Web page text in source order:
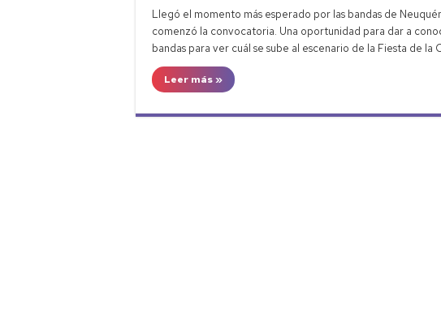
Deuda en Neuquén:
Plan Pehuén: Neuquén
Llegó el momento más esperado por las bandas de
comenzó la convocatoria. Una oportunidad para dar a
bandas para ver cuál se sube al escenario de la Fiesta de la
Leer más »